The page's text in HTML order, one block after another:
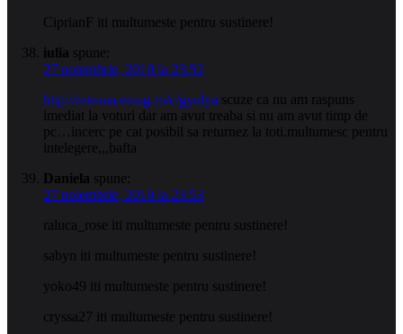
CiprianF iti multumeste pentru sustinere!
iulia spune:
27 noiembrie, 2010 la 23:52
http://reteaua.emag.ro/c/gyulya scuze ca nu am raspuns
imediat la voturi dar am avut treaba si nu am avut timp de
pc…incerc pe cat posibil sa returnez la toti.multumesc pentru
intelegere,,,bafta
Daniela spune:
27 noiembrie, 2010 la 23:53
raluca_rose iti multumeste pentru sustinere!
sabyn iti multumeste pentru sustinere!
yoko49 iti multumeste pentru sustinere!
cryssa27 iti multumeste pentru sustinere!